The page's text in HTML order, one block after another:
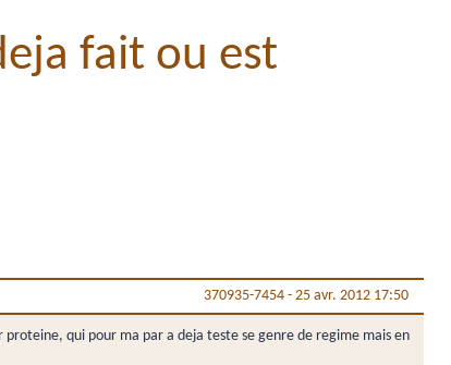
fait ou est
370935-7454 - 25 avr. 2012 17:50
proteine, qui pour ma par a deja teste se genre de regime mais en